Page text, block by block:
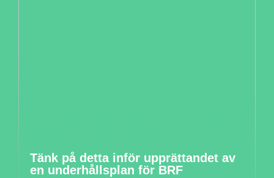
Tänk på detta inför upprättandet av
en underhållsplan för BRF